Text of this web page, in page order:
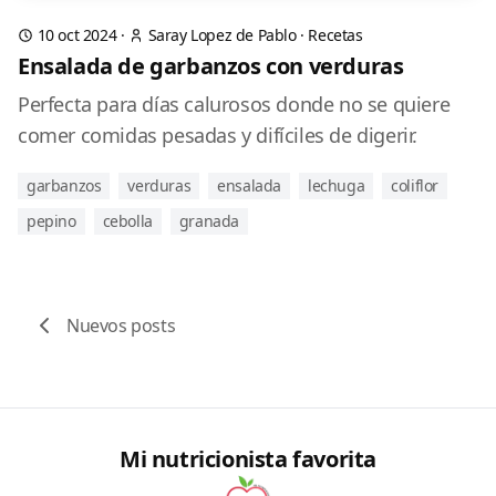
10 oct 2024· Saray Lopez de Pablo· Recetas
Ensalada de garbanzos con verduras
Perfecta para días calurosos donde no se quiere
comer comidas pesadas y difíciles de digerir.
garbanzos verduras ensalada lechuga
coliflor
pepino
cebolla granada
Nuevos posts
Mi nutricionista favorita